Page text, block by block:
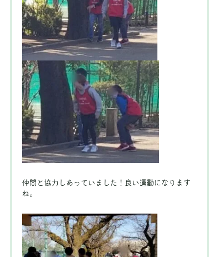
仲間と協力しあっていました！良い運動になります
ね。